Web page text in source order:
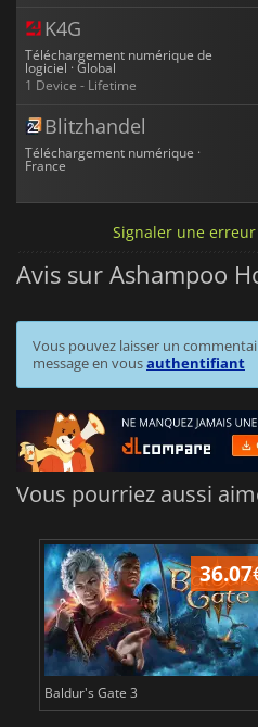
K4G
Téléchargement numérique de
logiciel · Global
1 Device - Lifetime
Blitzhandel
Téléchargement numérique ·
France
Signaler une
Avis sur Ashampoo
Vous pouvez laisser un
message en vousauthentifiant
Vous pourriez aussi
36.07
Baldur's Gate 3